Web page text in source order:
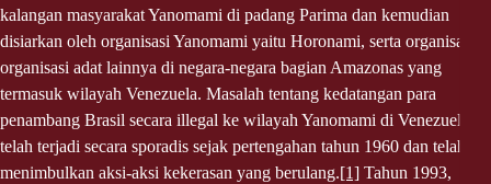
Qui nous sommes
Salle de presse
Nous soutenir
Publications et ressources
Back
Publications et ressources
Actualités
kalangan masyarakat Yanomami di padang Parima dan kemudian
disiarkan oleh organisasi Yanomami yaitu Horonami, serta organisasi-
organisasi adat lainnya di negara-negara bagian Amazonas yang
termasuk wilayah Venezuela. Masalah tentang kedatangan para
penambang Brasil secara illegal ke wilayah Yanomami di Venezuela
telah terjadi secara sporadis sejak pertengahan tahun 1960 dan telah
menimbulkan aksi-aksi kekerasan yang berulang.[1] Tahun 1993,